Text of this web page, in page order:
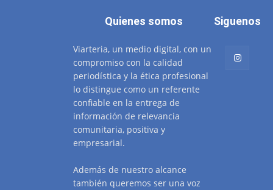
Quienes somos
Viarteria, un medio digital, con un
compromiso con la calidad
periodística y la ética profesional
lo distingue como un referente
confiable en la entrega de
información de relevancia
comunitaria, positiva y
empresarial.
Además de nuestro alcance
también queremos ser una voz
Siguenos